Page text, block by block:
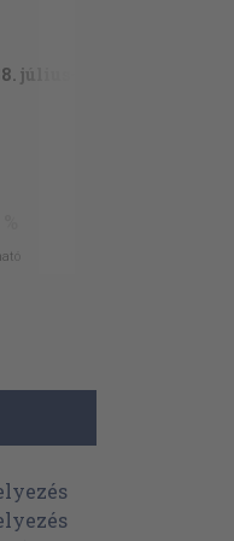
július-